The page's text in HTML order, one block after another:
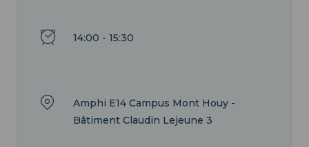
14:00 - 15:30
Amphi E14 Campus Mont Houy -
Bâtiment Claudin Lejeune 3